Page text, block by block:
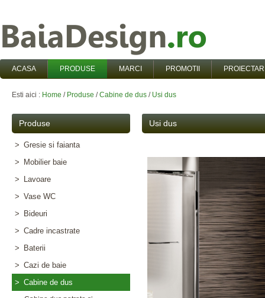
ACASA PRODUSE MARCI PROMOTII
Esti aici : Home / Produse /Cabine de dus / Usi dus
Produse
> Gresie si faianta
>
Mobilier baie
>
Lavoare
> Vase WC
>
Bideuri
> Cadre incastrate
>
Baterii
> Cazi de baie
> Cabine de dus
Usi dus